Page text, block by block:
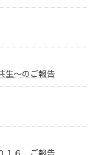
生～のご報告
０１６ ご報告